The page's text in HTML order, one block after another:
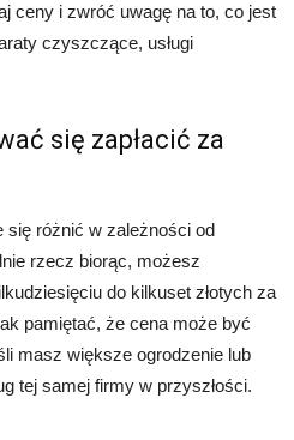
ceny i zwróć uwagę na to, co jest
czyszczące, usługi
się zapłacić za
się różnić w zależności od
rzecz biorąc, możesz
do kilkuset złotych za
pamiętać, że cena może być
masz większe ogrodzenie lub
tej samej firmy w przyszłości.